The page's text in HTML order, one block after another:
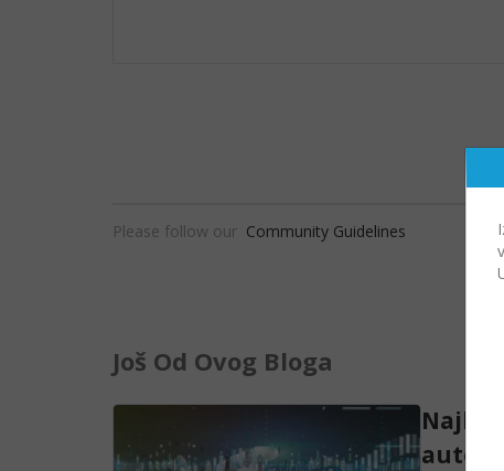
Please follow our Community Guidelines
Još Od Ovog Bloga